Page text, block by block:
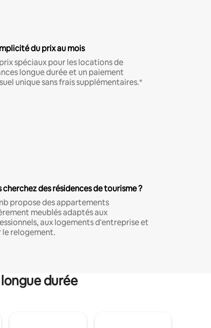
du prix au mois
spéciaux pour les locations de
longue durée et un paiement
unique sans frais supplémentaires.*
cherchez des résidences de tourisme ?
propose des appartements
meublés adaptés aux
aux logements d'entreprise et
le relogement.
durée